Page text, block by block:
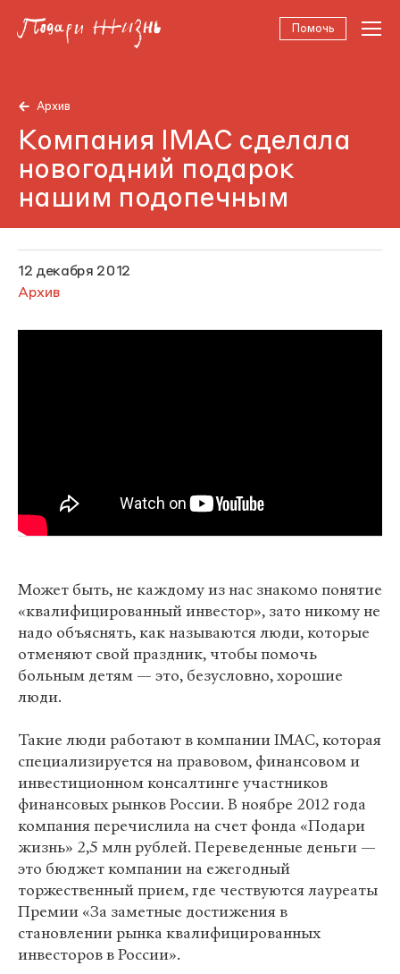
Помочь
Архив
Компания IMAC сделала
новогодний подарок
нашим подопечным
12 декабря 2012
Архив
Может быть, не каждому из нас знакомо понятие
«квалифицированный инвестор», зато никому не
надо объяснять, как называются люди, которые
отменяют свой праздник, чтобы помочь
больным детям — это, безусловно, хорошие
люди.
Такие люди работают в компании IMAC, которая
специализируется на правовом, финансовом и
инвестиционном консалтинге участников
финансовых рынков России. В ноябре 2012 года
компания перечислила на счет фонда «Подари
жизнь» 2,5 млн рублей. Переведенные деньги —
это бюджет компании на ежегодный
торжественный прием, где чествуются лауреаты
Премии «За заметные достижения в
становлении рынка квалифицированных
инвесторов в России».